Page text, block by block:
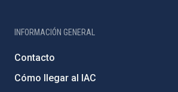
INFORMACIÓN GENERAL
Contacto
Cómo llegar al IAC